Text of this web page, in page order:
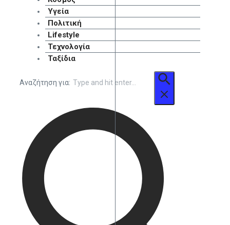
Υγεία
Πολιτική
Lifestyle
Τεχνολογία
Ταξίδια
Αναζήτηση για: